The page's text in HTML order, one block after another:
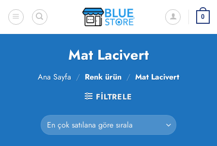
atla
0
Mat Lacivert
Ana Sayfa / Renk ürün / Mat Lacivert
FILTRELE